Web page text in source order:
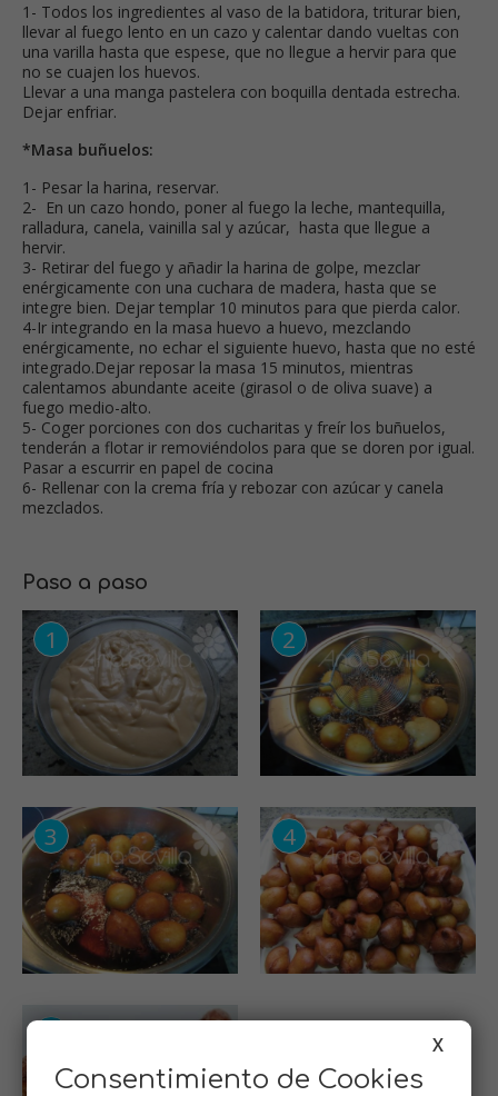
1- Todos los ingredientes al vaso de la batidora, triturar bien,
llevar al fuego lento en un cazo y calentar dando vueltas con
una varilla hasta que espese, que no llegue a hervir para que
no se cuajen los huevos.
Llevar a una manga pastelera con boquilla dentada estrecha.
Dejar enfriar.
*Masa buñuelos:
1- Pesar la harina, reservar.
2- En un cazo hondo, poner al fuego la leche, mantequilla,
ralladura, canela, vainilla sal y azúcar, hasta que llegue a
hervir.
3- Retirar del fuego y añadir la harina de golpe, mezclar
enérgicamente con una cuchara de madera, hasta que se
integre bien. Dejar templar 10 minutos para que pierda calor.
4-Ir integrando en la masa huevo a huevo, mezclando
enérgicamente, no echar el siguiente huevo, hasta que no esté
integrado.Dejar reposar la masa 15 minutos, mientras
calentamos abundante aceite (girasol o de oliva suave) a
fuego medio-alto.
5- Coger porciones con dos cucharitas y freír los buñuelos,
tenderán a flotar ir removiéndolos para que se doren por igual.
Pasar a escurrir en papel de cocina
6- Rellenar con la crema fría y rebozar con azúcar y canela
mezclados.
Paso a paso
X
Consentimiento de Cookies